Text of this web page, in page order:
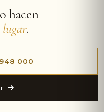
hacen
.
000